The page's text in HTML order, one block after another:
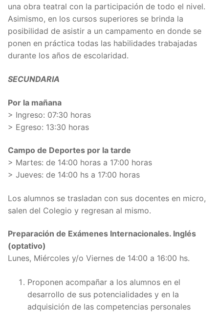
una obra teatral con la participación de todo el nivel.
Asimismo, en los cursos superiores se brinda la
posibilidad de asistir a un campamento en donde se
ponen en práctica todas las habilidades trabajadas
durante los años de escolaridad.
SECUNDARIA
Por la mañana
> Ingreso: 07:30 horas
> Egreso: 13:30 horas
Campo de Deportes por la tarde
> Martes: de 14:00 horas a 17:00 horas
> Jueves: de 14:00 hs a 17:00 horas
Los alumnos se trasladan con sus docentes en micro,
salen del Colegio y regresan al mismo.
Preparación de Exámenes Internacionales. Inglés
(optativo)
Lunes, Miércoles y/o Viernes de 14:00 a 16:00 hs.
Proponen acompañar a los alumnos en el
desarrollo de sus potencialidades y en la
adquisición de las competencias personales